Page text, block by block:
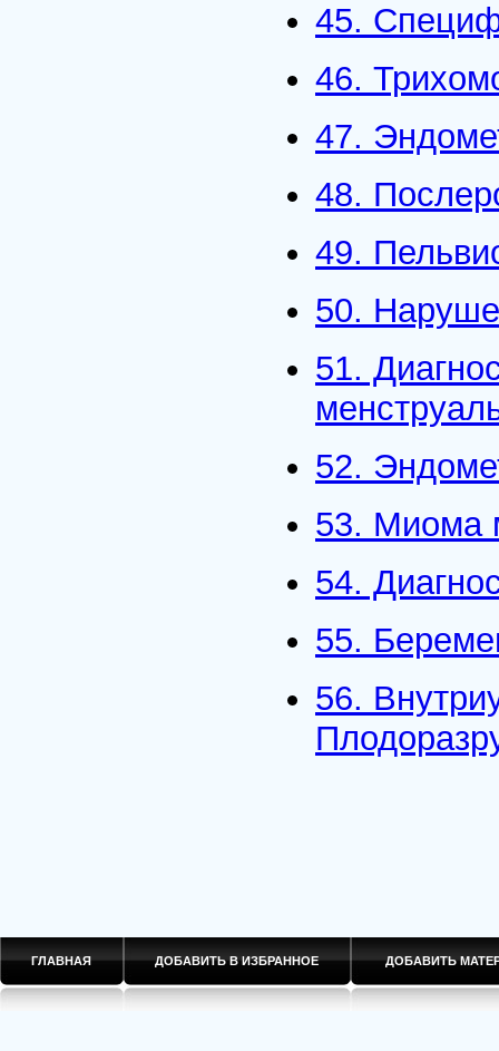
45.
46.
47.
48.
49.
50.
51.
52.
53. Миома
54.
55.
56.
ГЛАВНАЯ ДОБАВИТЬ В ИЗБРАННОЕ ДОБАВИТЬ